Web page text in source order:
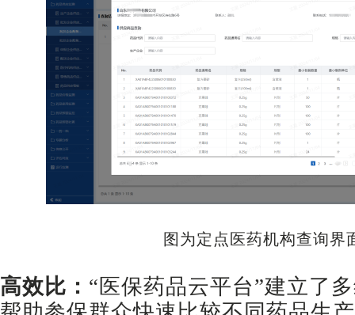
图为定点医药机构查询界
高效比： “医保药品云平台”建立了